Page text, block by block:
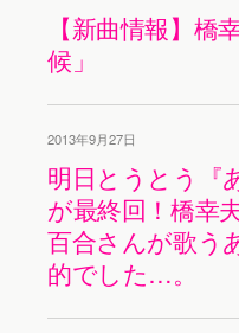
【新曲情報】橋
候」
2013年9月27日
明日とうとう『
が最終回！橋幸
百合さんが歌う
的でした…。